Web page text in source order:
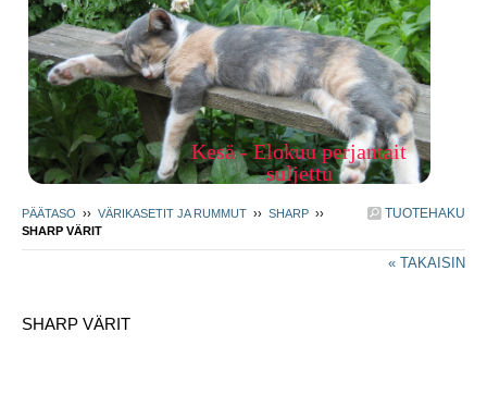
Kesä - Elokuu perjantait
suljettu
TUOTEHAKU
PÄÄTASO ›› VÄRIKASETIT JA RUMMUT ›› SHARP ››
SHARP VÄRIT
« TAKAISIN
SHARP VÄRIT